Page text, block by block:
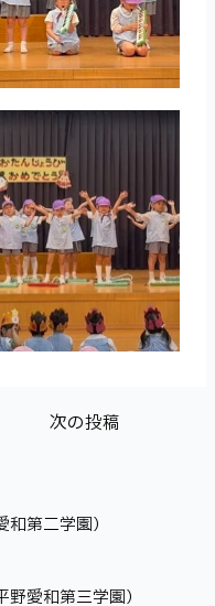
次の投稿
第二学園）
愛和第三学園）